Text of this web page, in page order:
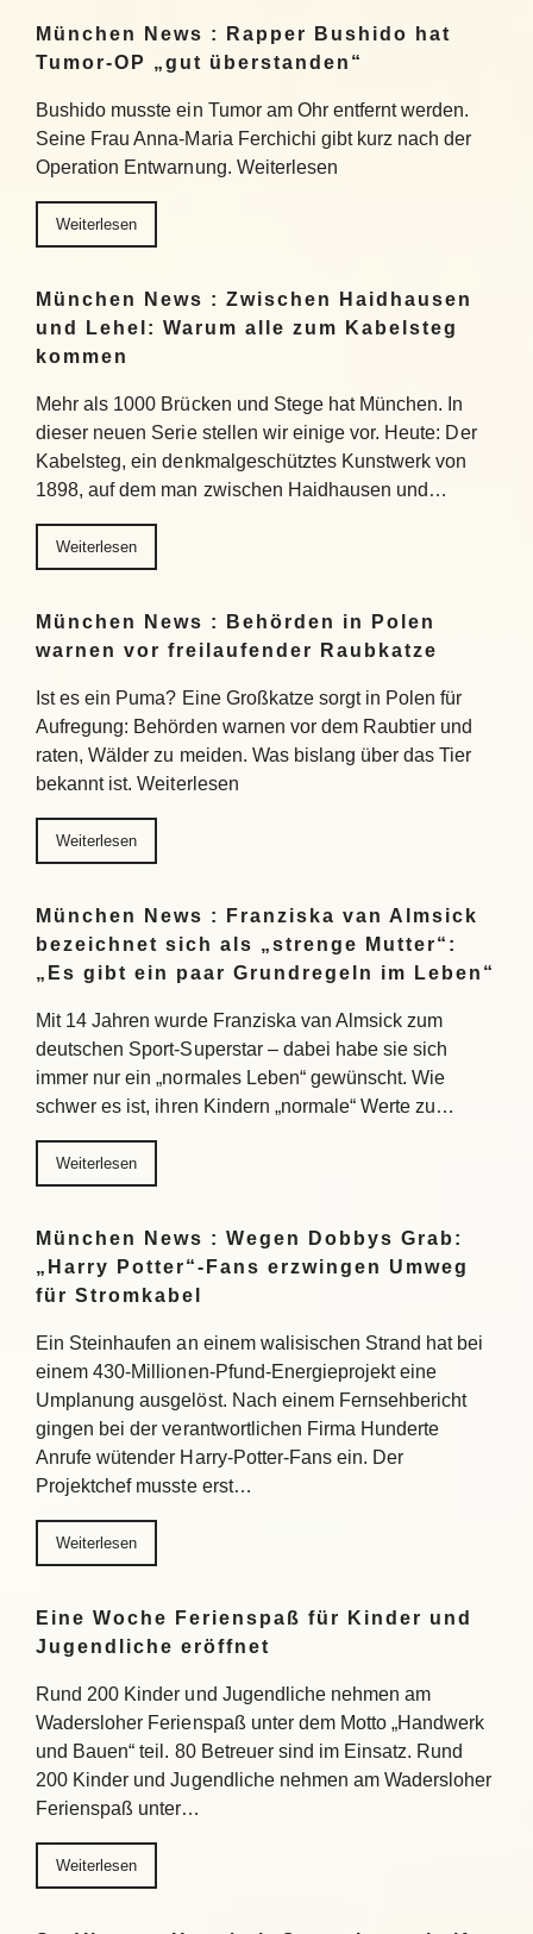
München News : Rapper Bushido hat
Tumor-OP „gut überstanden“
Bushido musste ein Tumor am Ohr entfernt werden.
Seine Frau Anna-Maria Ferchichi gibt kurz nach der
Operation Entwarnung. Weiterlesen
Weiterlesen
München News : Zwischen Haidhausen
und Lehel: Warum alle zum Kabelsteg
kommen
Mehr als 1000 Brücken und Stege hat München. In
dieser neuen Serie stellen wir einige vor. Heute: Der
Kabelsteg, ein denkmalgeschütztes Kunstwerk von
1898, auf dem man zwischen Haidhausen und…
Weiterlesen
München News : Behörden in Polen
warnen vor freilaufender Raubkatze
Ist es ein Puma? Eine Großkatze sorgt in Polen für
Aufregung: Behörden warnen vor dem Raubtier und
raten, Wälder zu meiden. Was bislang über das Tier
bekannt ist. Weiterlesen
Weiterlesen
München News : Franziska van Almsick
bezeichnet sich als „strenge Mutter“:
„Es gibt ein paar Grundregeln im Leben“
Mit 14 Jahren wurde Franziska van Almsick zum
deutschen Sport-Superstar – dabei habe sie sich
immer nur ein „normales Leben“ gewünscht. Wie
schwer es ist, ihren Kindern „normale“ Werte zu…
Weiterlesen
München News : Wegen Dobbys Grab:
„Harry Potter“-Fans erzwingen Umweg
für Stromkabel
Ein Steinhaufen an einem walisischen Strand hat bei
einem 430-Millionen-Pfund-Energieprojekt eine
Umplanung ausgelöst. Nach einem Fernsehbericht
gingen bei der verantwortlichen Firma Hunderte
Anrufe wütender Harry-Potter-Fans ein. Der
Projektchef musste erst…
Weiterlesen
Eine Woche Ferienspaß für Kinder und
Jugendliche eröffnet
Rund 200 Kinder und Jugendliche nehmen am
Wadersloher Ferienspaß unter dem Motto „Handwerk
und Bauen“ teil. 80 Betreuer sind im Einsatz. Rund
200 Kinder und Jugendliche nehmen am Wadersloher
Ferienspaß unter…
Weiterlesen